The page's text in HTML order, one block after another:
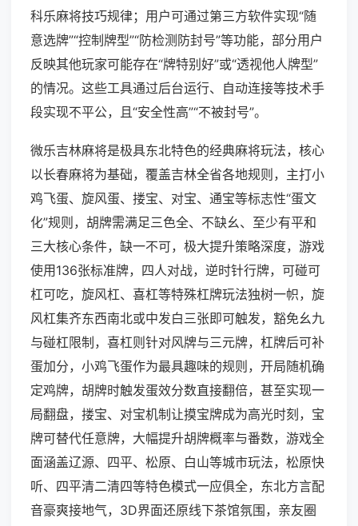
科乐麻将技巧规律；用户可通过第三方软件实现“随
意选牌”“控制牌型”“防检测防封号”等功能，部分用户
反映其他玩家可能存在“牌特别好”或“透视他人牌型”
的情况。这些工具通过后台运行、自动连接等技术手
段实现不平公，且“安全性高”“不被封号”。
微乐吉林麻将是极具东北特色的经典麻将玩法，核心
以长春麻将为基础，覆盖吉林全省各地规则，主打小
鸡飞蛋、旋风蛋、搂宝、对宝、通宝等标志性“蛋文
化”规则，胡牌需满足三色全、不缺幺、至少有平和
三大核心条件，缺一不可，极大提升策略深度，游戏
使用136张标准牌，四人对战，逆时针行牌，可碰可
杠可吃，旋风杠、喜杠等特殊杠牌玩法独树一帜，旋
风杠集齐东西南北或中发白三张即可触发，豁免幺九
与碰杠限制，喜杠则针对风牌与三元牌，杠牌后可补
蛋加分，小鸡飞蛋作为最具趣味的规则，开局随机确
定鸡牌，胡牌时触发蛋效分数直接翻倍，甚至实现一
局翻盘，搂宝、对宝机制让摸宝牌成为高光时刻，宝
牌可替代任意牌，大幅提升胡牌概率与番数，游戏全
面涵盖辽源、四平、松原、白山等城市玩法，松原快
听、四平清二清四等特色模式一应俱全，东北方言配
音豪爽接地气，3D界面还原线下茶馆氛围，亲友圈